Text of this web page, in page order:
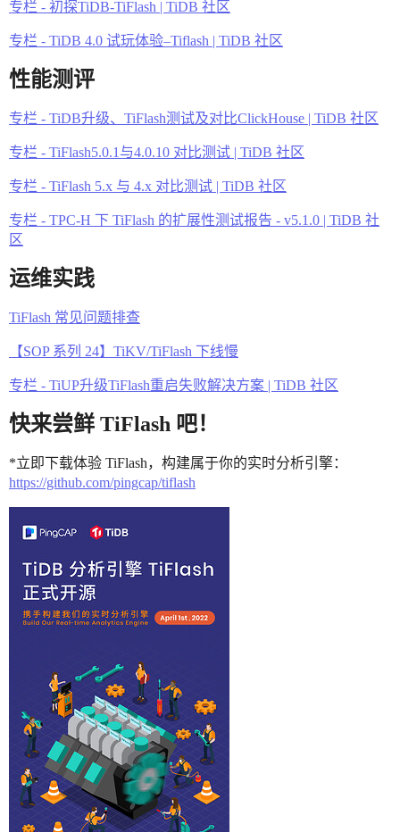
专栏 - 初探TiDB-TiFlash | TiDB 社区
专栏 - TiDB 4.0 试玩体验–Tiflash | TiDB 社区
性能测评
专栏 - TiDB升级、TiFlash测试及对比ClickHouse | TiDB 社区
专栏 - TiFlash5.0.1与4.0.10 对比测试 | TiDB 社区
专栏 - TiFlash 5.x 与 4.x 对比测试 | TiDB 社区
专栏 - TPC-H 下 TiFlash 的扩展性测试报告 - v5.1.0 | TiDB 社
区
运维实践
TiFlash 常见问题排查
【SOP 系列 24】TiKV/TiFlash 下线慢
专栏 - TiUP升级TiFlash重启失败解决方案 | TiDB 社区
快来尝鲜 TiFlash 吧！
*立即下载体验 TiFlash，构建属于你的实时分析引擎：
https://github.com/pingcap/tiflash